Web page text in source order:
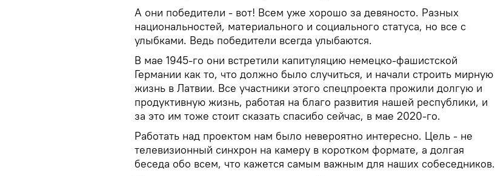
А они победители - вот! Всем уже хорошо за девяносто. Разных
национальностей, материального и социального статуса, но все с
улыбками. Ведь победители всегда улыбаются.
В мае 1945-го они встретили капитуляцию немецко-фашистской
Германии как то, что должно было случиться, и начали строить мирную
жизнь в Латвии. Все участники этого спецпроекта прожили долгую и
продуктивную жизнь, работая на благо развития нашей республики, и
за это им тоже стоит сказать спасибо сейчас, в мае 2020-го.
Работать над проектом нам было невероятно интересно. Цель - не
телевизионный синхрон на камеру в коротком формате, а долгая
беседа обо всем, что кажется самым важным для наших собеседников.